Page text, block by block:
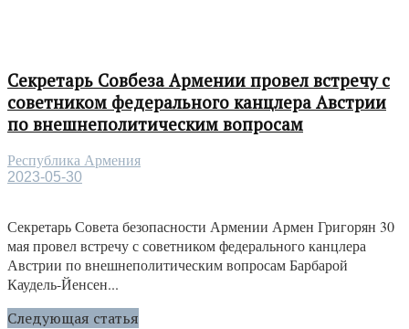
Секретарь Совбеза Армении провел встречу с
советником федерального канцлера Австрии
по внешнеполитическим вопросам
Республика Армения
2023-05-30
Секретарь Совета безопасности Армении Армен Григорян 30
мая провел встречу с советником федерального канцлера
Австрии по внешнеполитическим вопросам Барбарой
Каудель-Йенсен...
Следующая статья